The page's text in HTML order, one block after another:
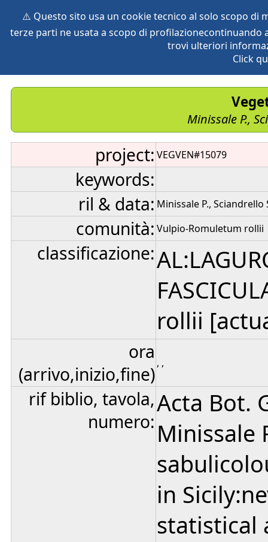
⚠️ Questo sito usa un cookie tecnico al solo scopo di
terze parti ne usata a scopo di
trovi ulteriori
Click
vegetation global db
Minissale P.,
project: VEGVEN#15079
keywords:
ril & data: Minissale P., Sciandrello
comunità: Vulpio-Romuletum rollii
classificazione:
rollii
ora
(arrivo,inizio,fine), ,
rif biblio, tavola,
numero:
Acta Bot.
Minissale
in
statistical